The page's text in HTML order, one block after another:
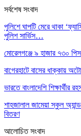
সর্বশেষ সংবাদ
পুলিশে ঘাপটি মেরে থাকা
পুলিশ সার্ভিস…
মোরেলগঞ্জে ৯ হাজার ৭৩০
বাগেরহাটে বাসের ধাক্কায়
ভারতে বাংলাদেশি
শাহজালাল জামেয়া স্কুল
বিতরণ
আলোচিত সংবাদ